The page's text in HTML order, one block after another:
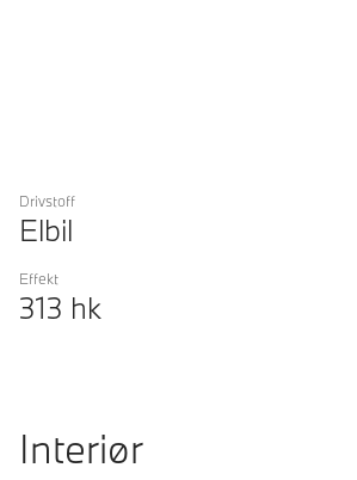
Drivstoff
Elbil
Effekt
313 hk
Interiør